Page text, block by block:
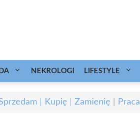
NEKROLOGI LIFESTYLE
| Kupię | Zamienię | Praca